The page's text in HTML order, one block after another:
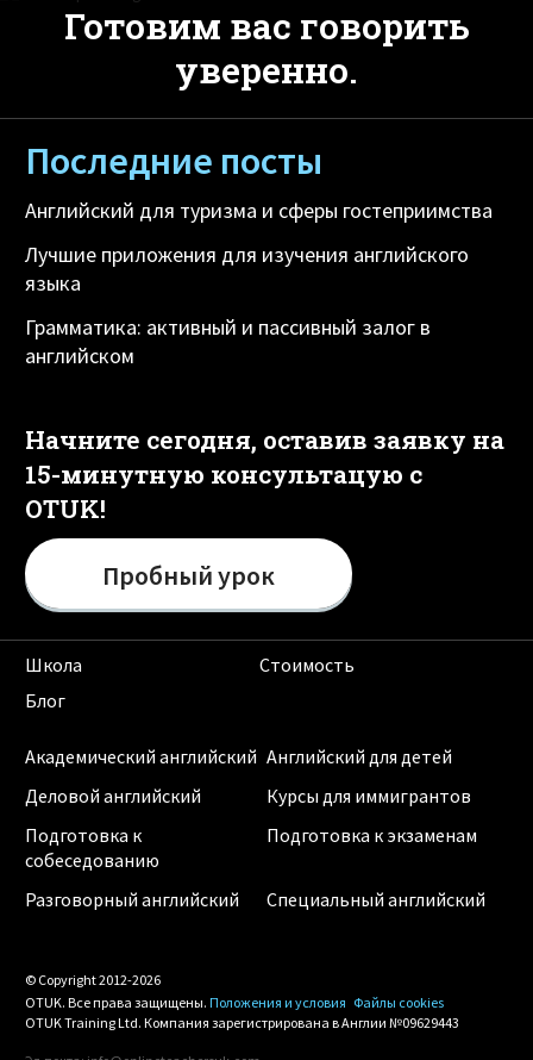
Готовим вас говорить
уверенно.
Последние посты
Английский для туризма и сферы гостеприимства
Лучшие приложения для изучения английского
языка
Грамматика: активный и пассивный залог в
английском
Начните сегодня, оставив заявку на
15-минутную консультацую с
OTUK!
Пробный урок
Школа
Стоимость
Блог
Академический английский Английский для детей
Деловой английский
Курсы для иммигрантов
Подготовка к
собеседованию
Подготовка к экзаменам
Разговорный английский Специальный английский
© Copyright 2012-2026
OTUK. Все права защищены.Положения и условия Файлы cookies
OTUK Training Ltd. Компания зарегистрирована в Англии №09629443